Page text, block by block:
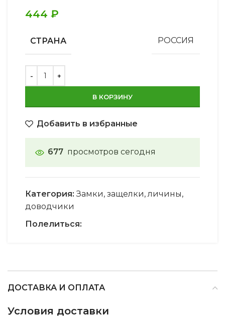
444 ₽
СТРАНА РОССИЯ
В КОРЗИНУ
Добавить в избранные
677 просмотров сегодня
Категория: Замки, защелки, личины,
доводчики
Полелиться:
ДОСТАВКА И ОПЛАТА
Условия доставки